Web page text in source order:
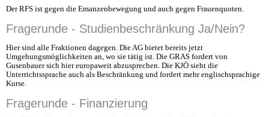
Der RFS ist gegen die Emanzenbewegung und auch gegen Frauenquoten.
Fragerunde - Studienbeschränkung Ja/Nein?
Hier sind alle Fraktionen dagegen. Die AG bietet bereits jetzt
Umgehungsmöglichkeiten an, wo sie tätig ist. Die GRAS fordert von
Gusenbauer sich hier europaweit abzusprechen. Die KJÖ sieht die
Unterrichtssprache auch als Beschränkung und fordert mehr englischsprachige
Kurse.
Fragerunde - Finanzierung